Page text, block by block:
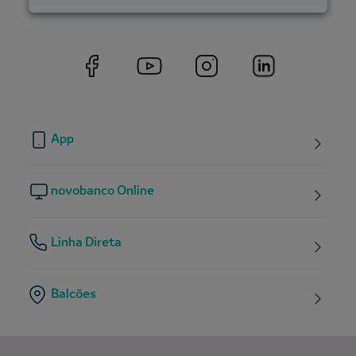
App
novobanco Online
Linha Direta
Balcões